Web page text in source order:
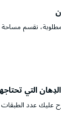
نقسم
التي